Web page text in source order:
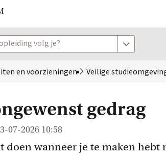
volg je? toon opties
en voorzieningen Veilige
gedrag
07-2026 10:58
doen wanneer je te maken hebt